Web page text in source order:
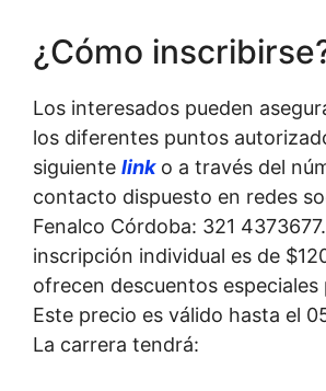
¿Cómo
Los interesados pueden
los diferentes puntos
siguiente linko a través del
contacto dispuesto en redes
Fenalco Córdoba: 321
inscripción individual es de
ofrecen descuentos especiales
Este precio es válido hasta el
La carrera tendrá: